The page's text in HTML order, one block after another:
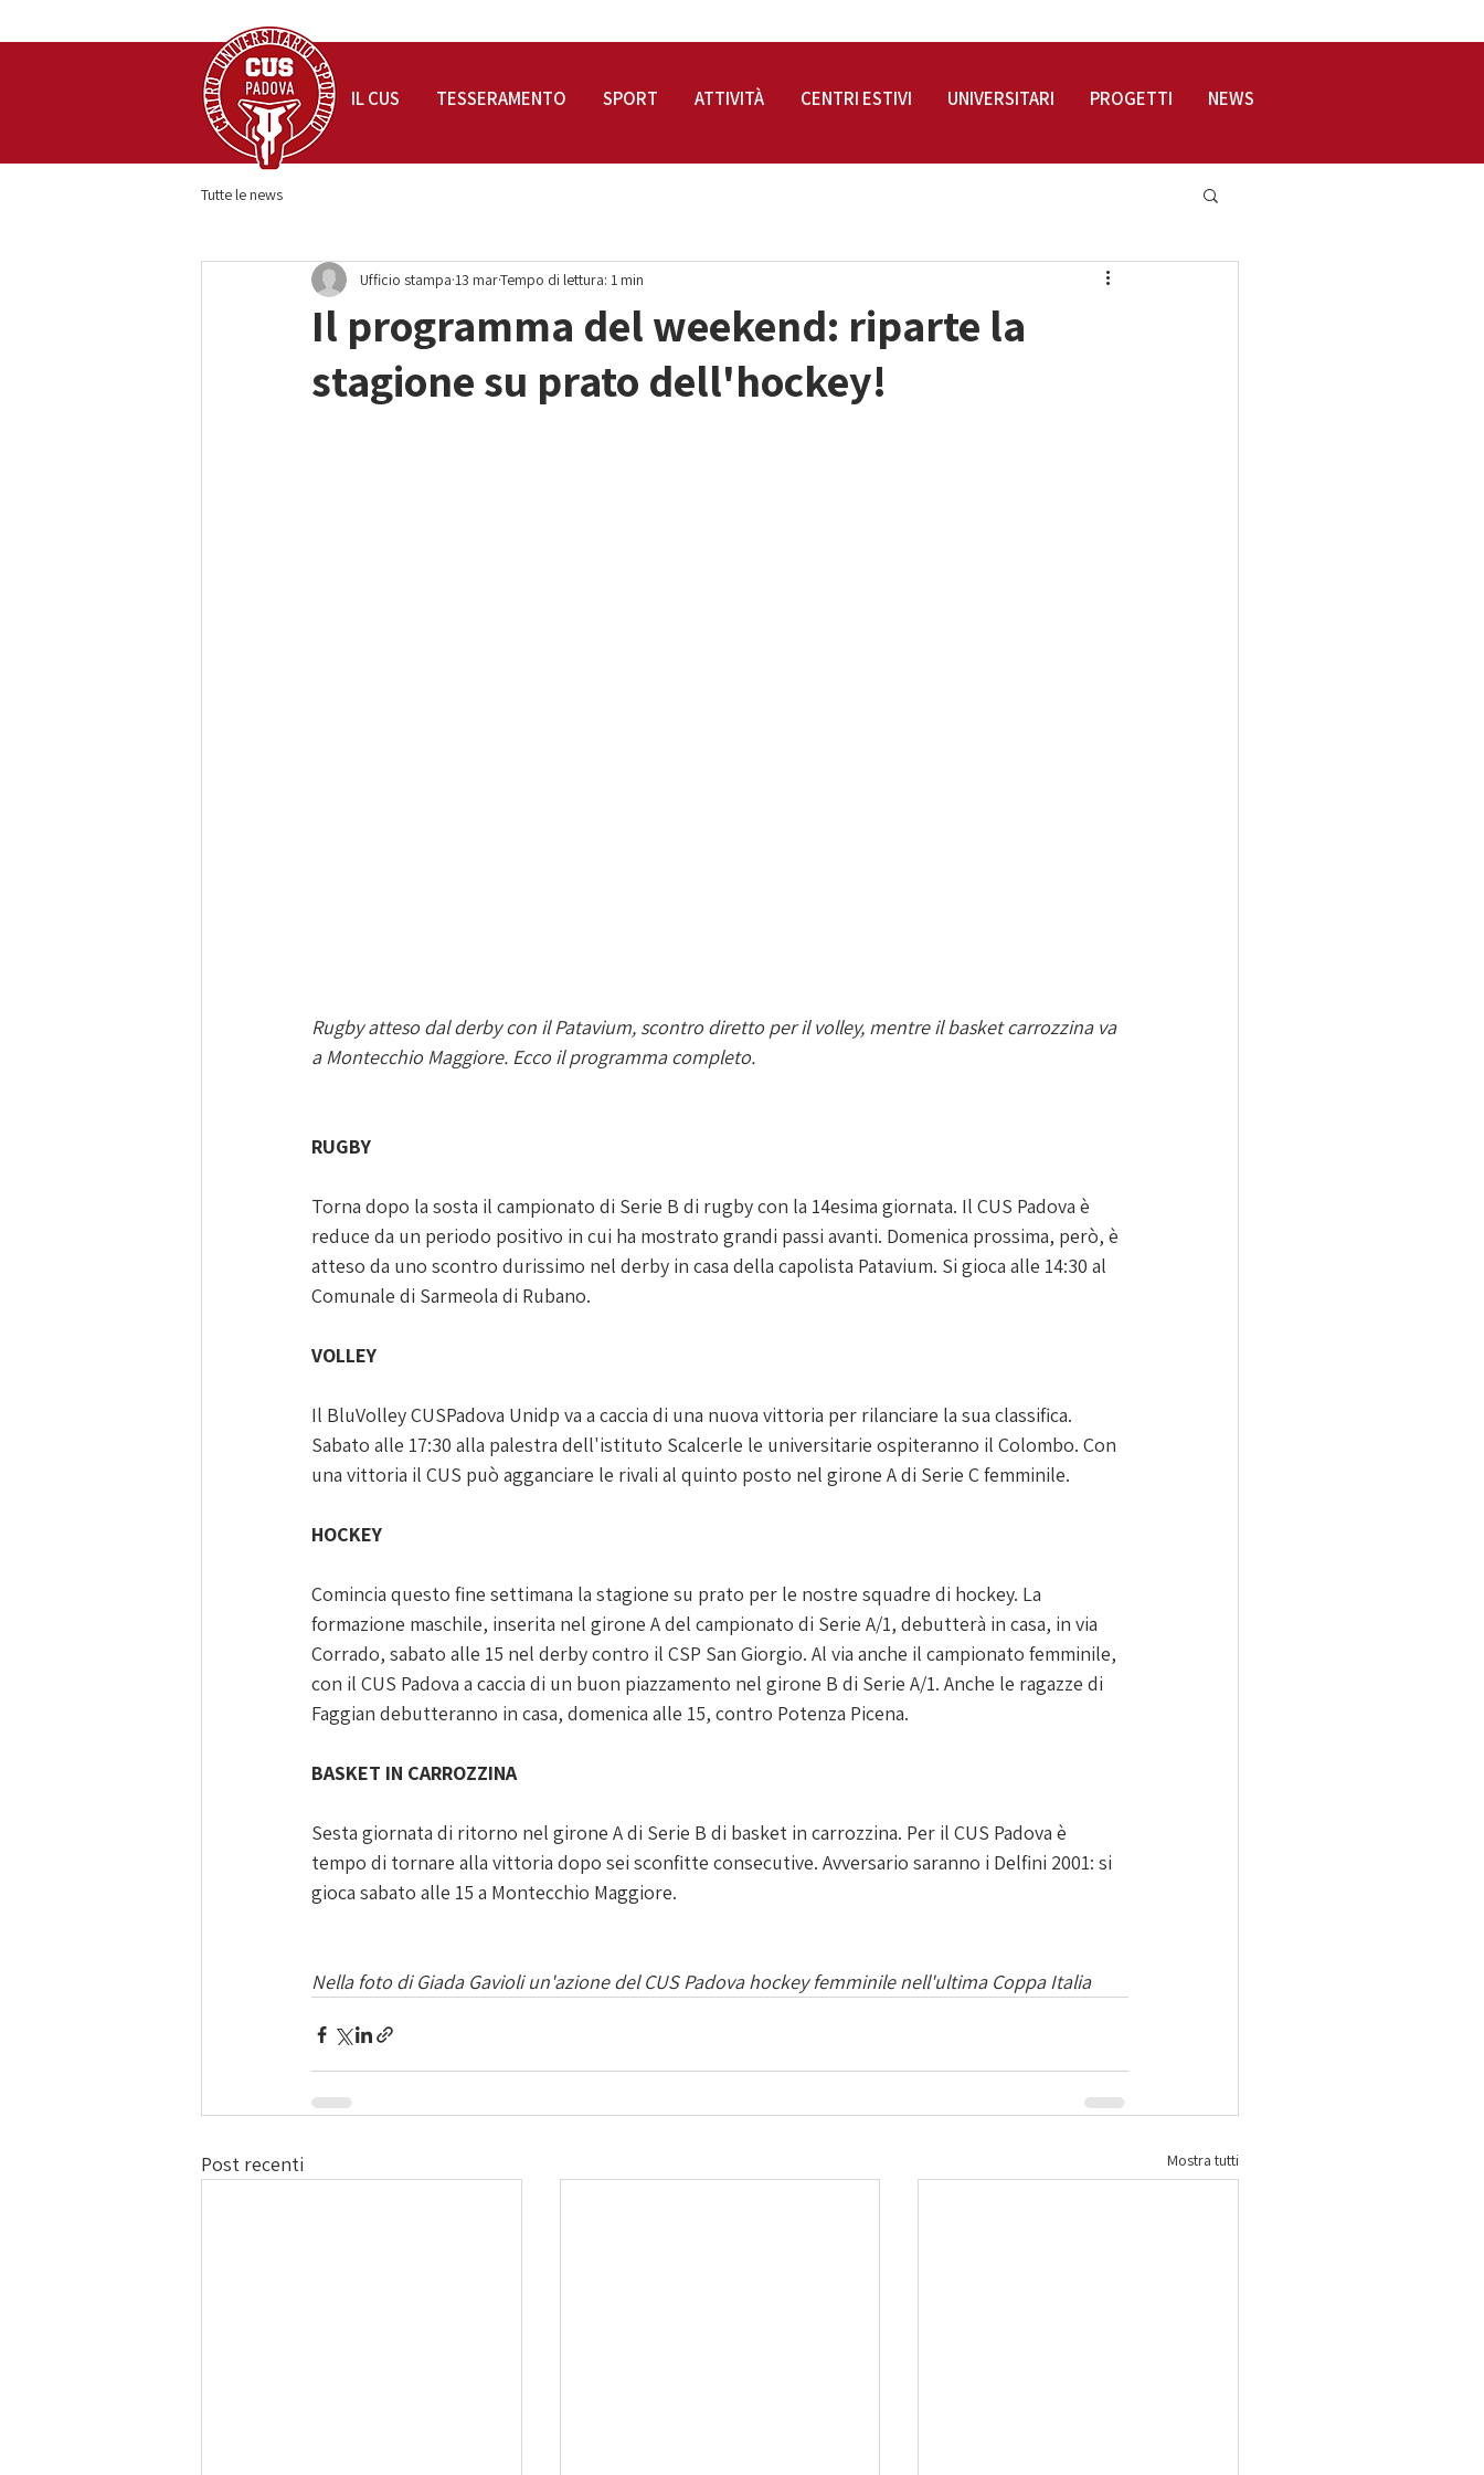
Tutte le news
Il programma del weekend: riparte la
stagione su prato dell'hockey!
Ufficio stampa 13 marTempo di lettura: 1 min
Rugby atteso dal derby con il Patavium, scontro diretto per il volley, mentre il basket carrozzina va
a Montecchio Maggiore. Ecco il programma completo.
RUGBY
Torna dopo la sosta il campionato di Serie B di rugby con la 14esima giornata. Il CUS Padova è
reduce da un periodo positivo in cui ha mostrato grandi passi avanti. Domenica prossima, però, è
atteso da uno scontro durissimo nel derby in casa della capolista Patavium. Si gioca alle 14:30 al
Comunale di Sarmeola di Rubano.
VOLLEY
Il BluVolley CUSPadova Unidp va a caccia di una nuova vittoria per rilanciare la sua classifica.
Sabato alle 17:30 alla palestra dell'istituto Scalcerle le universitarie ospiteranno il Colombo. Con
una vittoria il CUS può agganciare le rivali al quinto posto nel girone A di Serie C femminile.
HOCKEY
Comincia questo fine settimana la stagione su prato per le nostre squadre di hockey. La
formazione maschile, inserita nel girone A del campionato di Serie A/1, debutterà in casa, in via
Corrado, sabato alle 15 nel derby contro il CSP San Giorgio. Al via anche il campionato femminile,
con il CUS Padova a caccia di un buon piazzamento nel girone B di Serie A/1. Anche le ragazze di
Faggian debutteranno in casa, domenica alle 15, contro Potenza Picena.
BASKET IN CARROZZINA
Sesta giornata di ritorno nel girone A di Serie B di basket in carrozzina. Per il CUS Padova è
tempo di tornare alla vittoria dopo sei sconfitte consecutive. Avversario saranno i Delfini 2001: si
gioca sabato alle 15 a Montecchio Maggiore.
Nella foto di Giada Gavioli un'azione del CUS Padova hockey femminile nell'ultima Coppa Italia
Post recenti Mostra tutti
IL CUS TESSERAMENTO SPORT ATTIVITÀ CENTRI ESTIVI UNIVERSITARI PROGETTI NEWS